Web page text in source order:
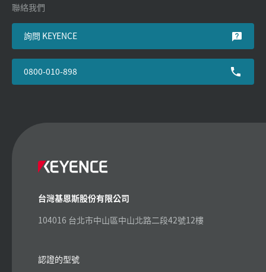
聯絡我們
詢問 KEYENCE
0800-010-898
台灣基恩斯股份有限公司
104016 台北市中山區中山北路二段42號12樓
認證的型號